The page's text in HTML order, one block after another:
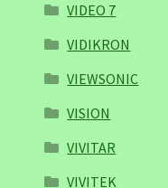
VIDEO 7
VIDIKRON
VIEWSONIC
VISION
VIVITAR
VIVITEK